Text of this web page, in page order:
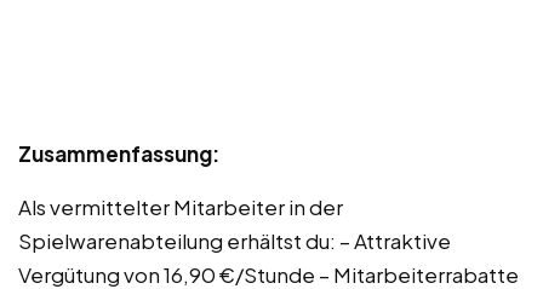
Zusammenfassung:
Als vermittelter Mitarbeiter in der
Spielwarenabteilung erhältst du: – Attraktive
Vergütung von 16,90 €/Stunde – Mitarbeiterrabatte